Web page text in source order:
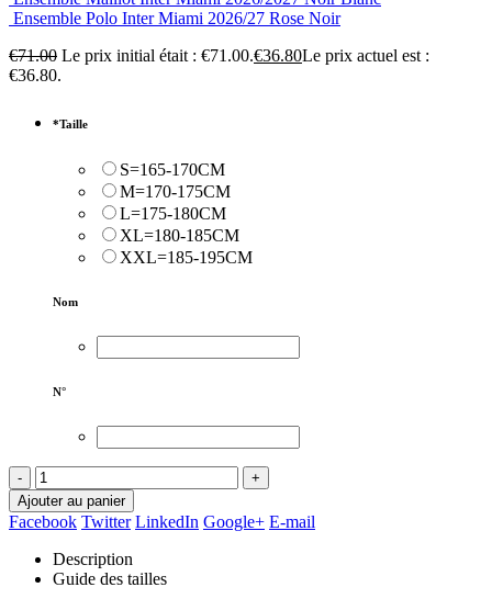
Ensemble Polo Inter Miami 2026/27 Rose Noir
€71.00 Le prix initial était : €71.00.€36.80Le prix actuel est :
€36.80.
*Taille
S=165-170CM
M=170-175CM
L=175-180CM
XL=180-185CM
XXL=185-195CM
Nom
N°
-
+
Ajouter au panier
Facebook Twitter LinkedIn Google+ E-mail
Description
Guide des tailles